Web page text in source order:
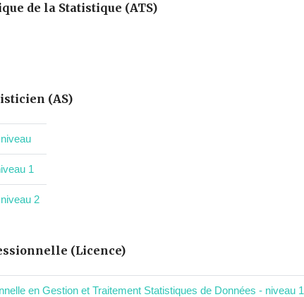
de la Statistique (ATS)
(AS)
1
2
(Licence)
en Gestion et Traitement Statistiques de Données - niveau 1